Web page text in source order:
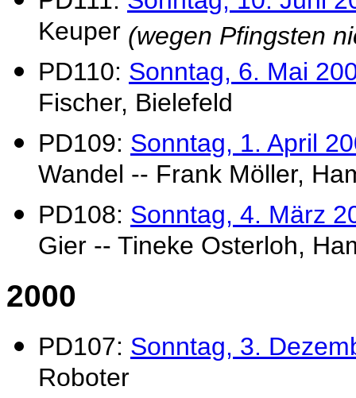
Keuper (wegen Pfingsten
PD110: Sonntag, 6. Mai
Fischer, Bielefeld
PD109: Sonntag, 1. April
Wandel -- Frank Möller,
PD108: Sonntag, 4. März
Gier -- Tineke Osterloh,
2000
PD107: Sonntag, 3.
Roboter